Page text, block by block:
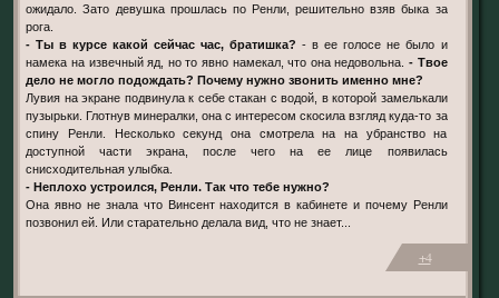
ожидало. Зато девушка прошлась по Ренли, решительно взяв быка за
рога.
- Ты в курсе какой сейчас час, братишка? - в ее голосе не было и
намека на извечный яд, но то явно намекал, что она недовольна. - Твое
дело не могло подождать? Почему нужно звонить именно мне?
Лувия на экране подвинула к себе стакан с водой, в которой замелькали
пузырьки. Глотнув минералки, она с интересом скосила взгляд куда-то за
спину Ренли. Несколько секунд она смотрела на на убранство на
доступной части экрана, после чего на ее лице появилась
снисходительная улыбка.
- Неплохо устроился, Ренли. Так что тебе нужно?
Она явно не знала что Винсент находится в кабинете и почему Ренли
позвонил ей. Или старательно делала вид, что не знает...
+4